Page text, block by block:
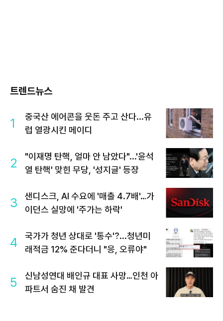
트렌드뉴스
1
중국산 에어콘을 웃돈 주고 산다...유
럽 열광시킨 메이디
2
"이재명 탄핵, 얼마 안 남았다"...'윤석
열 탄핵' 맞힌 무당, '성지글' 등장
3
샌디스크, AI 수요에 '매출 4.7배'…가
이던스 실망에 '주가는 하락'
4
국가가 청년 상대로 '통수'?...청년미
래적금 12% 준다더니 "응, 오류야"
5
신남성연대 배인규 대표 사망…인천 아
파트서 숨진 채 발견